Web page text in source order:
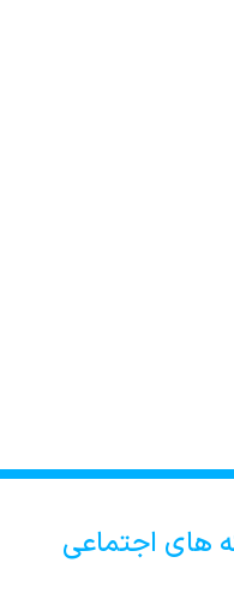
های اجتماعی